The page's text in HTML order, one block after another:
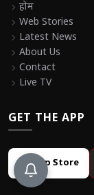
chevron_right होम
chevron_right Web Stories
chevron_right Latest News
chevron_right About Us
chevron_right Contact
chevron_right Live TV
GET THE APP
App Store